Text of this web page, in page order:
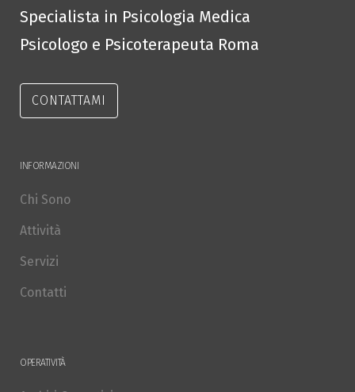
Specialista in Psicologia Medica
Psicologo e Psicoterapeuta Roma
CONTATTAMI
INFORMAZIONI
Chi Sono
Attività
Servizi
Contatti
OPERATIVITÀ